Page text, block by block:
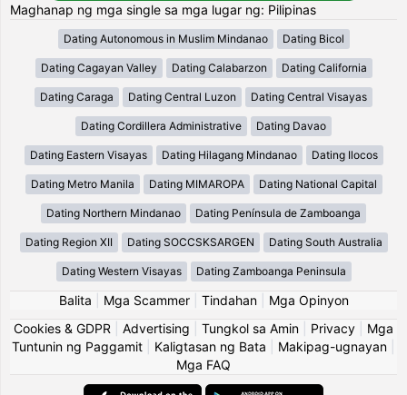
Maghanap ng mga single sa mga lugar ng: Pilipinas
Dating Autonomous in Muslim Mindanao Dating Bicol
Dating Cagayan Valley Dating Calabarzon Dating California
Dating Caraga Dating Central Luzon Dating Central Visayas
Dating Cordillera Administrative Dating Davao
Dating Eastern Visayas Dating Hilagang Mindanao Dating Ilocos
Dating Metro Manila Dating MIMAROPA Dating National Capital
Dating Northern Mindanao Dating Península de Zamboanga
Dating Region XII Dating SOCCSKSARGEN Dating South Australia
Dating Western Visayas Dating Zamboanga Peninsula
Balita Mga Scammer| Tindahan| Mga Opinyon
Cookies & GDPR
Advertising Tungkol sa Amin Privacy
Mga
Tuntunin ng Paggamit
Kaligtasan ng Bata Makipag-ugnayan
Mga FAQ